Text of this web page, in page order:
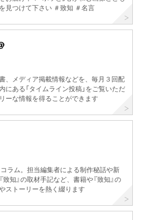
見つけて下さい ＃致知 ＃名言
、メディア掲載情報などを、毎月３回配
にある「タイムライン投稿」をご覧いただ
ーな情報を得ることができます
ラム。担当編集者による制作秘話や新
知』の取材手記など、書籍や『致知』の
ストーリーを熱く綴ります